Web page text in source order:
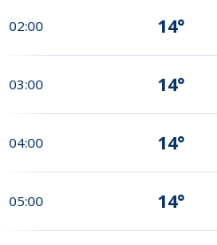
02:00 14°
03:00 14°
04:00 14°
05:00 14°